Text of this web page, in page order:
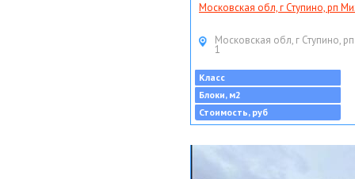
Московская обл, г Ступино, рп
Московская обл, г Ступино,
1
Класс
Блоки, м2
Стоимость, руб